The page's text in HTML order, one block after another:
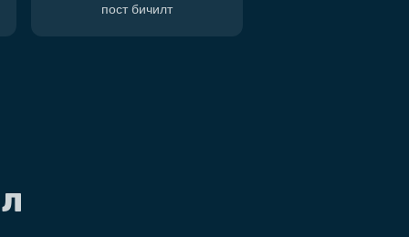
пост бичилт